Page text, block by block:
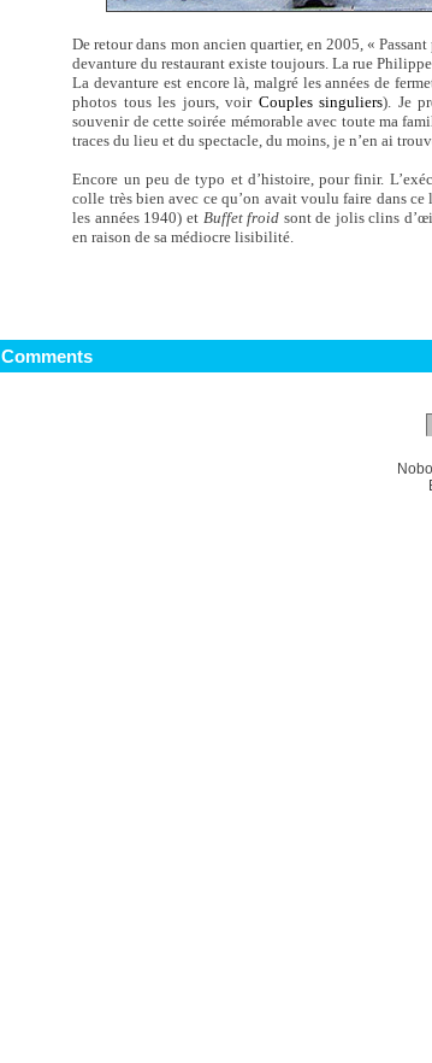
De retour dans mon ancien quartier, en 2005, «
devanture du restaurant existe toujours. La rue
La devanture est encore là, malgré les années de
photos tous les jours, voir Couples singuliers). Je
souvenir de cette soirée mémorable avec toute ma
traces du lieu et du spectacle, du moins, je n’en ai
Encore un peu de typo et d’histoire, pour finir.
colle très bien avec ce qu’on avait voulu faire dans
les années 1940) et Buffet froid sont de jolis clins
en raison de sa médiocre lisibilité.
Comments